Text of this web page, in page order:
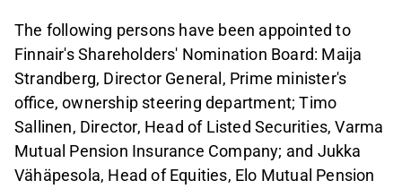
The following persons have been appointed to
Finnair's Shareholders' Nomination Board: Maija
Strandberg, Director General, Prime minister's
office, ownership steering department; Timo
Sallinen, Director, Head of Listed Securities, Varma
Mutual Pension Insurance Company; and Jukka
Vähäpesola, Head of Equities, Elo Mutual Pension